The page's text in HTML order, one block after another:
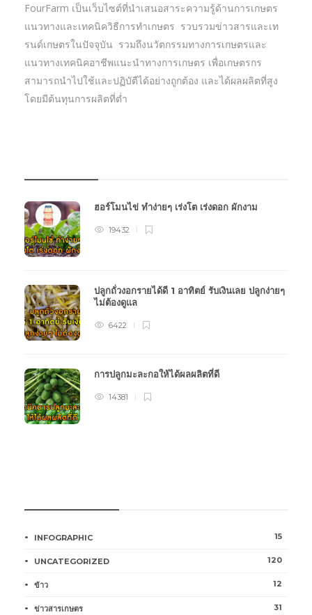
FourFarm เป็นเว็บไซต์ที่นำเสนอสาระความรู้ด้านการเกษตร
แนวทางและเทคนิควิธีการทำเกษตร รวบรวมข่าวสารและเท
รนด์เกษตรในปัจจุบัน รวมถึงนวัตกรรมทางการเกษตรและ
แนวทางเทคนิคอาชีพแนะนำทางการเกษตร เพื่อเกษตรกร
สามารถนำไปใช้และปฏิบัตืได้อย่างถูกต้อง และได้ผลผลิตที่สูง
โดยมีต้นทุนการผลิตที่ต่ำ
ฮอร์โมนไข่ ทำง่ายๆ เร่งโต เร่งดอก ผักงาม
19432
ปลูกถั่วงอกรายได้ดี 1 อาทิตย์ รับเงินเลย ปลูกง่ายๆ
ไม่ต้องดูแล
6422
การปลูกมะละกอให้ได้ผลผลิตที่ดี
14381
INFOGRAPHIC 15
UNCATEGORIZED 120
ข้าว 12
ข่าวสารเกษตร 31